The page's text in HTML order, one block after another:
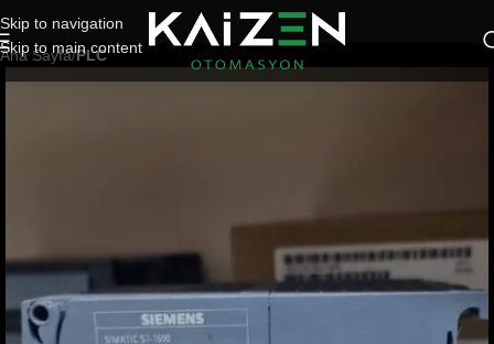
Skip to navigation
Skip to main content
Ana Sayfa PLC